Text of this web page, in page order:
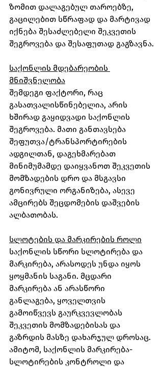
ზომით დალაგებულ თაროებზე,
გაცილებით სწრაფად და მარტივად
იქნება შესაძლებელი შეკვეთის
შეგროვება და შესაფუთად გაგზავნა.
საქონლის მდებარეობის
მნიშვნელობა
შემდეგი ფაქტორი, რაც
გასათვალისწინებელია, არის
ხშირად გაყიდვადი საქონლის
შეგროვება. მათი განთავსება
შეფუთვა/ტრანსპორტირების
ადგილთან, დაგეხმარებათ
მინიმუმამდე დაიყვანოთ შეკვეთის
მომზადების დრო და მსგავსი
გონივრული ორგანიზება, ასევე
ამცირებს შეცდომების დაშვების
ალბათობას.
სლოტების და მარკირების როლი
საქონლის სწორი სლოტირება და
მარკირება, არასოდეს უნდა იყოს
ყოყმანის საგანი. მცდარი
მარკირება ან არასწორი
განლაგება, ყოველთვის
გამოიწვევს გაურკვევლობას
შეკვეთის მომზადებისას და
გაზრდის მასზე დახარჯულ დროსაც.
ამიტომ, საქონლის მარკირება-
სლოტირების კონტროლი და